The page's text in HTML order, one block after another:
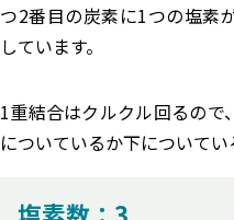
つ2番目の炭素に1つの塩素
しています。
1重結合はクルクル回るの
についているか下についてい